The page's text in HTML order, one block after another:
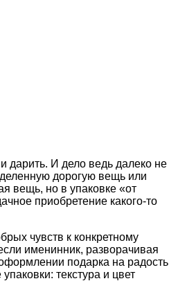
дарить. И дело ведь далеко не
дорогую вещь или
вещь, но в упаковке «от
приобретение какого-то
чувств к конкретному
именинник, разворачивая
подарка на радость
текстура и цвет